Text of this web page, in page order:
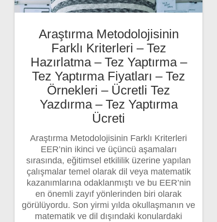
Araştırma Metodolojisinin
Farklı Kriterleri – Tez
Hazırlatma – Tez Yaptırma –
Tez Yaptırma Fiyatları – Tez
Örnekleri – Ücretli Tez
Yazdırma – Tez Yaptırma
Ücreti
Araştırma Metodolojisinin Farklı Kriterleri
EER’nin ikinci ve üçüncü aşamaları
sırasında, eğitimsel etkililik üzerine yapılan
çalışmalar temel olarak dil veya matematik
kazanımlarına odaklanmıştı ve bu EER’nin
en önemli zayıf yönlerinden biri olarak
görülüyordu. Son yirmi yılda okullaşmanın ve
matematik ve dil dışındaki konulardaki